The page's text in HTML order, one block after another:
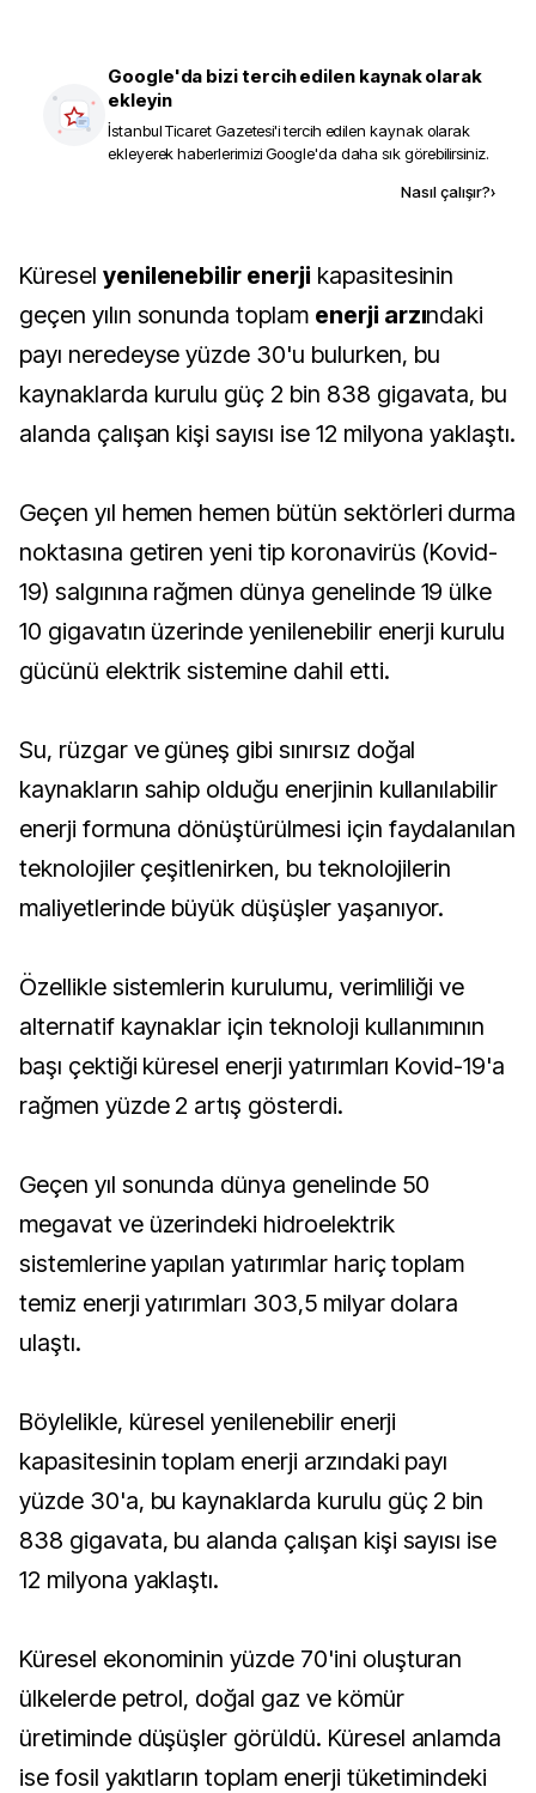
Google'da bizi tercih edilen kaynak olarak
ekleyin
İstanbul Ticaret Gazetesi'i tercih edilen kaynak olarak
ekleyerek haberlerimizi Google'da daha sık görebilirsiniz.
Nasıl çalışır?›
Küresel yenilenebilir enerji kapasitesinin
geçen yılın sonunda toplam enerji arzındaki
payı neredeyse yüzde 30'u bulurken, bu
kaynaklarda kurulu güç 2 bin 838 gigavata, bu
alanda çalışan kişi sayısı ise 12 milyona yaklaştı.
Geçen yıl hemen hemen bütün sektörleri durma
noktasına getiren yeni tip koronavirüs (Kovid-
19) salgınına rağmen dünya genelinde 19 ülke
10 gigavatın üzerinde yenilenebilir enerji kurulu
gücünü elektrik sistemine dahil etti.
Su, rüzgar ve güneş gibi sınırsız doğal
kaynakların sahip olduğu enerjinin kullanılabilir
enerji formuna dönüştürülmesi için faydalanılan
teknolojiler çeşitlenirken, bu teknolojilerin
maliyetlerinde büyük düşüşler yaşanıyor.
Özellikle sistemlerin kurulumu, verimliliği ve
alternatif kaynaklar için teknoloji kullanımının
başı çektiği küresel enerji yatırımları Kovid-19'a
rağmen yüzde 2 artış gösterdi.
Geçen yıl sonunda dünya genelinde 50
megavat ve üzerindeki hidroelektrik
sistemlerine yapılan yatırımlar hariç toplam
temiz enerji yatırımları 303,5 milyar dolara
ulaştı.
Böylelikle, küresel yenilenebilir enerji
kapasitesinin toplam enerji arzındaki payı
yüzde 30'a, bu kaynaklarda kurulu güç 2 bin
838 gigavata, bu alanda çalışan kişi sayısı ise
12 milyona yaklaştı.
Küresel ekonominin yüzde 70'ini oluşturan
ülkelerde petrol, doğal gaz ve kömür
üretiminde düşüşler görüldü. Küresel anlamda
ise fosil yakıtların toplam enerji tüketimindeki